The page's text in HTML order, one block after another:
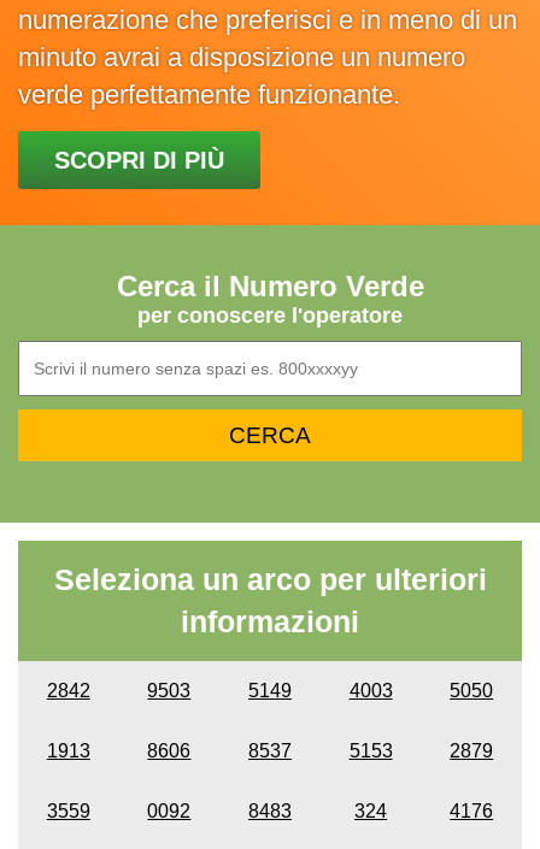
numerazione che preferisci e in meno di un
minuto avrai a disposizione un numero
verde perfettamente funzionante.
SCOPRI DI PIÙ
Cerca il Numero Verde
per conoscere l'operatore
Seleziona un arco per ulteriori
informazioni
2842 9503 5149 4003 5050
1913 8606 8537 5153 2879
3559 0092 8483 324 4176